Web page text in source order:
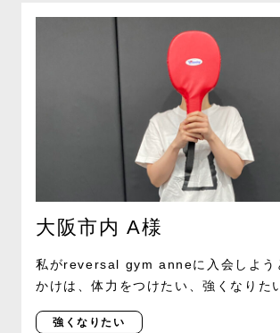
大阪市内 A様
私がreversal gym anneに入会しよう
かけは、体力をつけたい、強くなりた
強くなりたい